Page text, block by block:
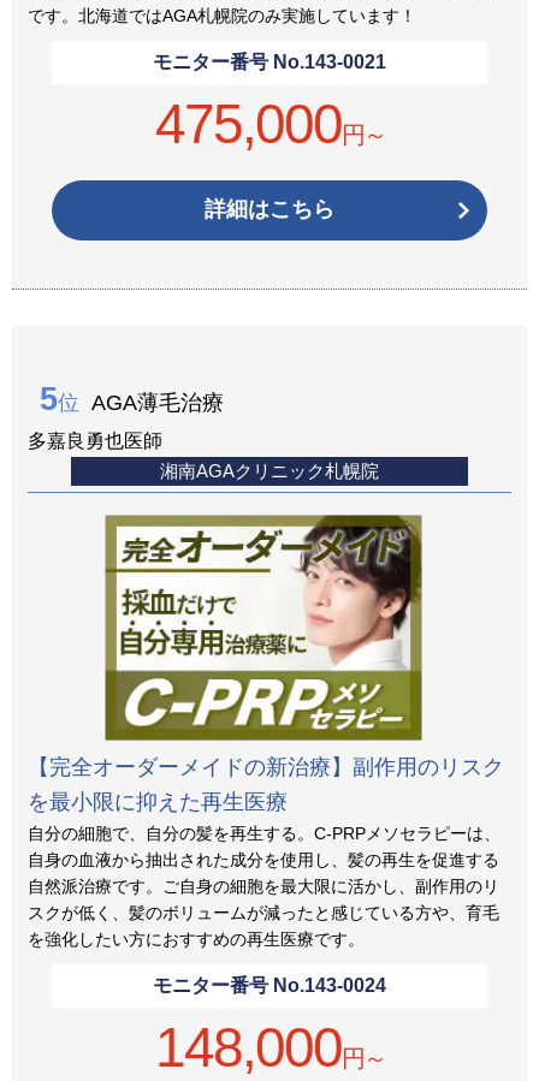
です。北海道ではAGA札幌院のみ実施しています！
モニター番号 No.143-0021
475,000円～
詳細はこちら
5位 AGA薄毛治療
多嘉良勇也医師
湘南AGAクリニック札幌院
【完全オーダーメイドの新治療】副作用のリスク
を最小限に抑えた再生医療
自分の細胞で、自分の髪を再生する。C-PRPメソセラピーは、
自身の血液から抽出された成分を使用し、髪の再生を促進する
自然派治療です。ご自身の細胞を最大限に活かし、副作用のリ
スクが低く、髪のボリュームが減ったと感じている方や、育毛
を強化したい方におすすめの再生医療です。
モニター番号 No.143-0024
148,000円～